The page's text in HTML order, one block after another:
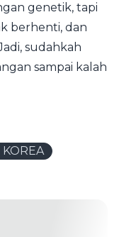
genetik, tapi
berhenti, dan
sudahkah
sampai kalah